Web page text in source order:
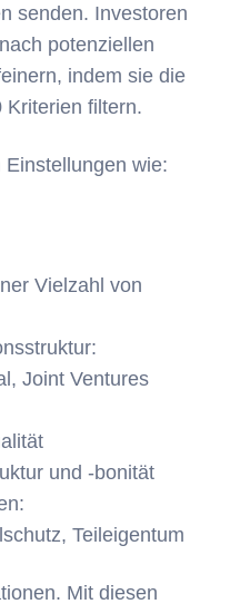
senden. Investoren
potenziellen
indem sie die
Kriterien filtern.
wie:
Vielzahl von
Joint Ventures
und -bonität
Teileigentum
Mit diesen